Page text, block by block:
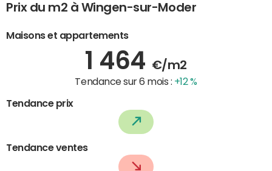
Prix du m2 à Wingen-sur-Moder
Maisons et appartements
1 464 €/m2
Tendance sur 6 mois : +12 %
Tendance prix
Tendance ventes